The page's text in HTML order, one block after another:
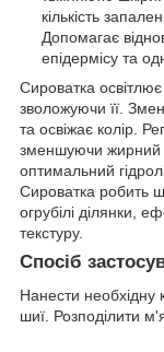
кількість
Допомагає
епідермісу та
Сироватка
зволожуючи її.
та освіжає колір.
зменшуючи жирний
оптимальний
Сироватка робить
огрубілі ділянки,
текстуру.
Спосіб
Нанести необхідну
шиї. Розподілити